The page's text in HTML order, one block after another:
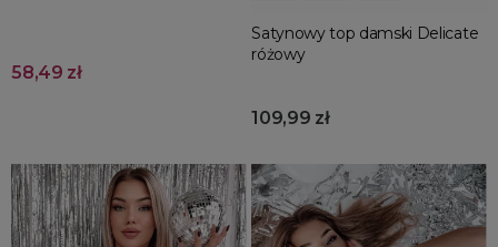
58,49 zł
Satynowy top damski Delicate
różowy
109,99 zł